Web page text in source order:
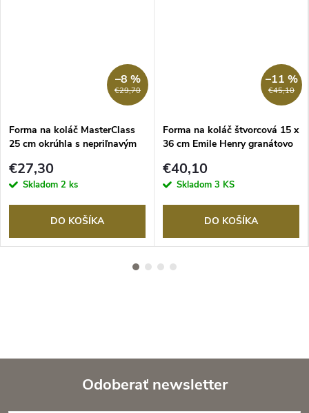
€29,70
–8 %
Forma na koláč MasterClass
25 cm okrúhla s nepriľnavým
€27,30
Skladom 2 ks
DO KOŠÍKA
€45,10
–11 %
Forma na koláč štvorcová 15 x
36 cm Emile Henry granátovo
€40,10
Skladom 3 KS
DO KOŠÍKA
Odoberať newsletter